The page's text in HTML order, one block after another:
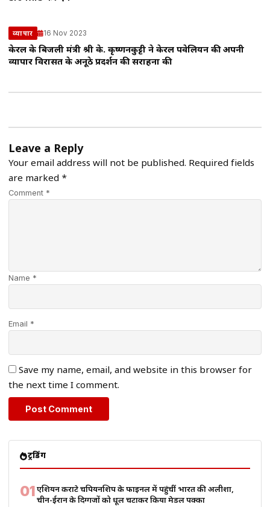
व्यापार 16 Nov 2023
केरल के बिजली मंत्री श्री के. कृष्णनकुट्टी ने केरल पवेलियन की अपनी
व्यापार विरासत के अनूठे प्रदर्शन की सराहना की
Leave a Reply
Your email address will not be published. Required fields
are marked *
Comment *
Name *
Email *
Save my name, email, and website in this browser for
the next time I comment.
ट्रेंडिंग
01एशियन कराटे चैंपियनशिप के फाइनल में पहुंचीं भारत की अलीशा,
चीन-ईरान के दिग्गजों को धूल चटाकर किया मेडल पक्का